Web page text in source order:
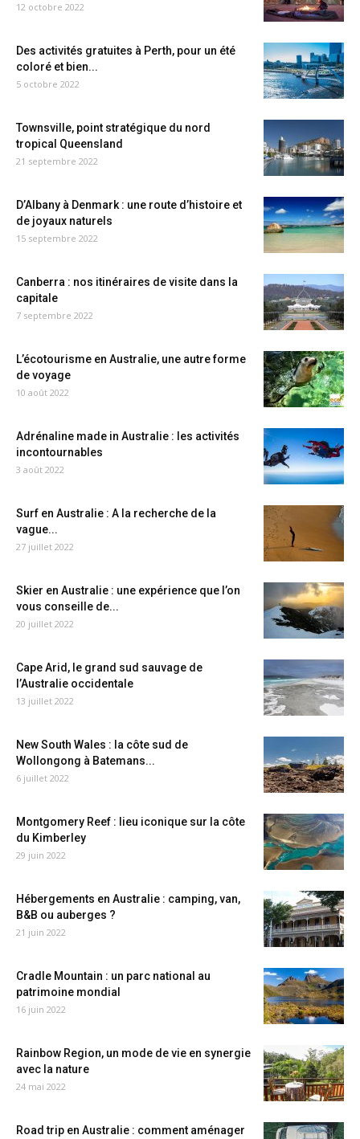
12 octobre 2022
Des activités gratuites à Perth, pour un été
coloré et bien...
5 octobre 2022
Townsville, point stratégique du nord
tropical Queensland
21 septembre 2022
D’Albany à Denmark : une route d’histoire et
de joyaux naturels
15 septembre 2022
Canberra : nos itinéraires de visite dans la
capitale
7 septembre 2022
L’écotourisme en Australie, une autre forme
de voyage
10 août 2022
Adrénaline made in Australie : les activités
incontournables
3 août 2022
Surf en Australie : A la recherche de la
vague...
27 juillet 2022
Skier en Australie : une expérience que l’on
vous conseille de...
20 juillet 2022
Cape Arid, le grand sud sauvage de
l’Australie occidentale
13 juillet 2022
New South Wales : la côte sud de
Wollongong à Batemans...
6 juillet 2022
Montgomery Reef : lieu iconique sur la côte
du Kimberley
29 juin 2022
Hébergements en Australie : camping, van,
B&B ou auberges ?
21 juin 2022
Cradle Mountain : un parc national au
patrimoine mondial
16 juin 2022
Rainbow Region, un mode de vie en synergie
avec la nature
24 mai 2022
Road trip en Australie : comment aménager